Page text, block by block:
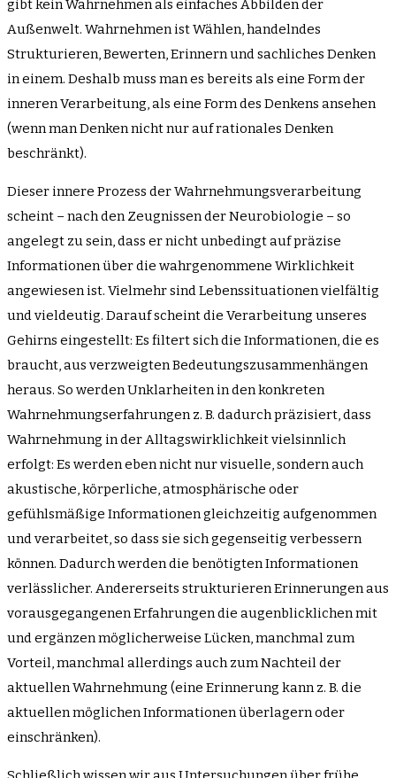
gibt kein Wahrnehmen als einfaches Abbilden der
Außenwelt. Wahrnehmen ist Wählen, handelndes
Strukturieren, Bewerten, Erinnern und sachliches Denken
in einem. Deshalb muss man es bereits als eine Form der
inneren Verarbeitung, als eine Form des Denkens ansehen
(wenn man Denken nicht nur auf rationales Denken
beschränkt).
Dieser innere Prozess der Wahrnehmungsverarbeitung
scheint – nach den Zeugnissen der Neurobiologie – so
angelegt zu sein, dass er nicht unbedingt auf präzise
Informationen über die wahrgenommene Wirklichkeit
angewiesen ist. Vielmehr sind Lebenssituationen vielfältig
und vieldeutig. Darauf scheint die Verarbeitung unseres
Gehirns eingestellt: Es filtert sich die Informationen, die es
braucht, aus verzweigten Bedeutungszusammenhängen
heraus. So werden Unklarheiten in den konkreten
Wahrnehmungserfahrungen z. B. dadurch präzisiert, dass
Wahrnehmung in der Alltagswirklichkeit vielsinnlich
erfolgt: Es werden eben nicht nur visuelle, sondern auch
akustische, körperliche, atmosphärische oder
gefühlsmäßige Informationen gleichzeitig aufgenommen
und verarbeitet, so dass sie sich gegenseitig verbessern
können. Dadurch werden die benötigten Informationen
verlässlicher. Andererseits strukturieren Erinnerungen aus
vorausgegangenen Erfahrungen die augenblicklichen mit
und ergänzen möglicherweise Lücken, manchmal zum
Vorteil, manchmal allerdings auch zum Nachteil der
aktuellen Wahrnehmung (eine Erinnerung kann z. B. die
aktuellen möglichen Informationen überlagern oder
einschränken).